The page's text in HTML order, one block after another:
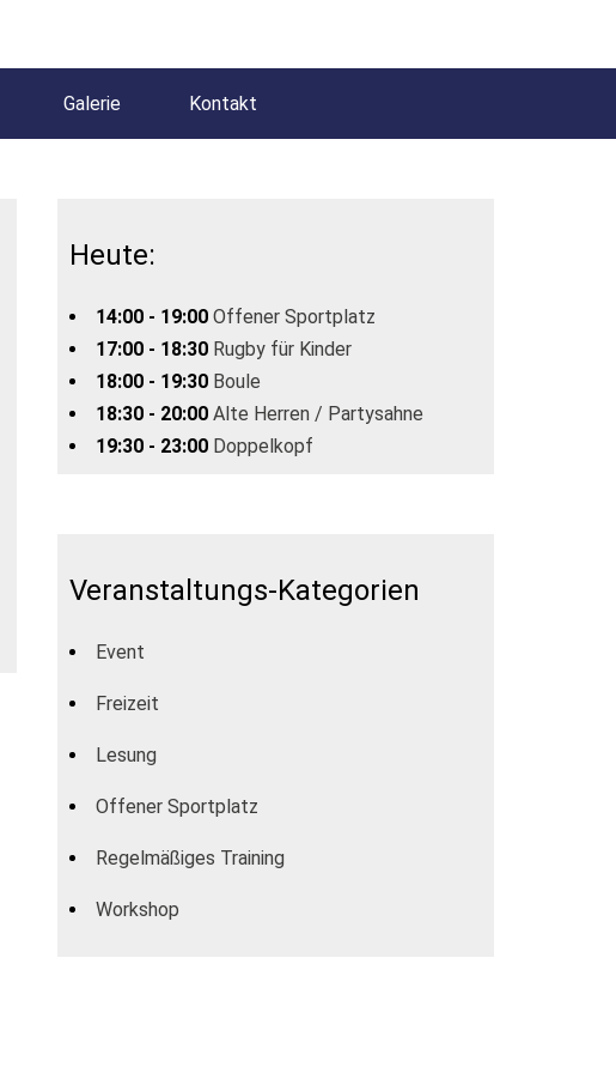
Galerie Kontakt
Heute:
14:00 - 19:00 Offener Sportplatz
17:00 - 18:30 Rugby für Kinder
18:00 - 19:30 Boule
18:30 - 20:00 Alte Herren / Partysahne
19:30 - 23:00 Doppelkopf
Veranstaltungs-Kategorien
Event
Freizeit
Lesung
Offener Sportplatz
Regelmäßiges Training
Workshop